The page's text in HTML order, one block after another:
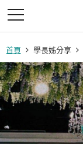
首頁 學長姊分享